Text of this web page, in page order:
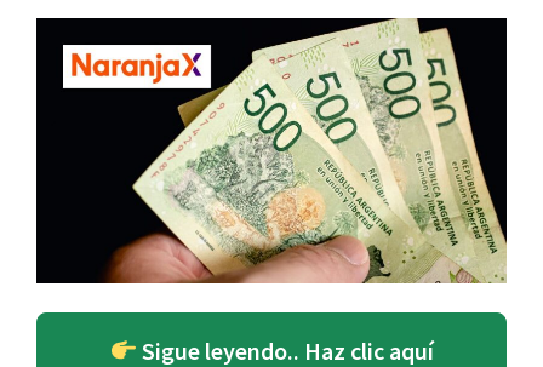
Sigue leyendo.. Haz clic aquí